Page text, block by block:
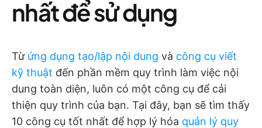
nhất để sử dụng
Từ ứng dụng tạo/lập nội dung và công cụ viết
kỹ thuật đến phần mềm quy trình làm việc nội
dung toàn diện, luôn có một công cụ để cải
thiện quy trình của bạn. Tại đây, bạn sẽ tìm thấy
10 công cụ tốt nhất để hợp lý hóa quản lý quy